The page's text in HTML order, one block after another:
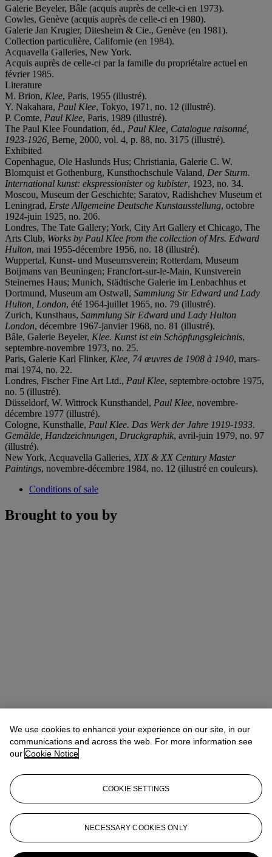
Galerie Beyeler, Bâle (acquis auprès de celle-ci en 1973).
Cowles, Genève (acquis auprès de celle-ci en 1980).
Galerie Jan Krugier, Ditesheim & Cie., Genève (en 1981).
Collection particulière, Californie (en 1984).
Acquavella Galleries, New York.
Acquis auprès de celle-ci par la famille du propriétaire actuel en
février 1985.
Literature
M. Brion, Klee, Paris, 1955 (illustré).
Y. Nakahara, Paul Klee, Tokyo, 1971, no. 12 (illustré).
P. Comte, Paul Klee, Paris, 1989 (illustré).
The Paul Klee Foundation, éd., Paul Klee, Catalogue raisonné,
1923-1926, Berne 2000, vol. 4, p. 88, no. 3175 (illustré).
Exhibited
Copenhague, Ole Haslunds Hus; Christiania, Galerie C. W.
Blomquist et Gothenburg, Kunsthochschule Valand, Der Sturm.
International kunst: ekspressionister og kubister, 1923, no. 34.
Moscou, Museum der Geschichte; Saratov, Radishchev Museum et
Leningrad, Erste Allgemeine Deutsche Kunstausstellung, octobre
1924-juin 1925, no. 206.
Londres, The Tate Gallery; York, City Art Gallery et Chicago, The
Arts Club, Works by Paul Klee from the collection of Mrs. Edward
Hulton, mai 1955-décembre 1956, no. 18 (illustré).
Wuppertal, Kunst- und Museumsverein; Rotterdam, Museum
Boijmans van Beuningen; Francfort-sur-le-Main, Kunstverein
Steinernes Haus; Munich, Städtische Galerie im Lenbachhus et
Dortmund, Museum am Ostwall, Sammlung Sir Edward und Lady
Hulton, London, été 1964-juillet 1965, no. 79 (illustré).
Zurich, Kunsthaus, Sammlung Sir Edward und Lady Hulton
London, décembre 1967-janvier 1968, no. 81 (illustré).
Bâle, Galerie Beyeler, Klee. Kunst ist ein Schöpfungsgleichnis,
septembre-novembre 1973, no. 25.
Paris, Galerie Karl Flinker, Klee, 74 œuvres de 1908 à 1940, mars-
mai 1974, no. 22.
Londres, Fischer Fine Art Ltd., Paul Klee, septembre-octobre 1975,
no. 5 (illustré).
Düsseldorf, W. Wittrock Kunsthandel, Paul Klee, novembre-
décembre 1977 (illustré).
Cologne, Kunsthalle, Paul Klee. Das Werk der Jahre 1919-1933.
Gemälde, Handzeichnungen, Druckgraphik, avril-juin 1979, no. 97
(illustré).
New York, Acquavella Galleries, XIX & XX Century Master
Paintings, novembre-décembre 1984, no. 12 (illustré en couleurs).
Conditions of sale
Brought to you by
20/21st Century Evening Sale - ParisGeneral Enquires
eveningparis2021@christies.com
More from20th/21st Century Art -
We use cookies to enhance your experience on our site, in our
communications and across the web. For more information see
our Cookie Notice
COOKIE SETTINGS
NECESSARY COOKIES ONLY